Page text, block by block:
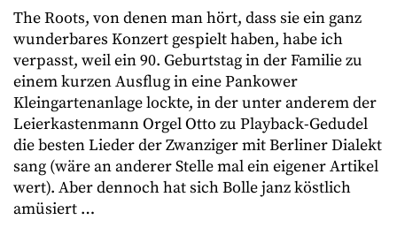
The Roots, von denen man hört, dass sie ein ganz
wunderbares Konzert gespielt haben, habe ich
verpasst, weil ein 90. Geburtstag in der Familie zu
einem kurzen Ausflug in eine Pankower
Kleingartenanlage lockte, in der unter anderem der
Leierkastenmann Orgel Otto zu Playback-Gedudel
die besten Lieder der Zwanziger mit Berliner Dialekt
sang (wäre an anderer Stelle mal ein eigener Artikel
wert). Aber dennoch hat sich Bolle janz köstlich
amüsiert …